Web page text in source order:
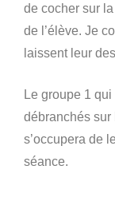
de cocher sur
de l’élève. Je
laissent leur
Le groupe 1
débranchés sur
s’occupera de
séance.